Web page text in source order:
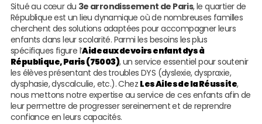
Situé au cœur du 3e arrondissement de Paris, le quartier de
République est un lieu dynamique où de nombreuses familles
cherchent des solutions adaptées pour accompagner leurs
enfants dans leur scolarité. Parmi les besoins les plus
spécifiques figure l’Aide aux devoirs enfant dys à
République, Paris (75003), un service essentiel pour soutenir
les élèves présentant des troubles DYS (dyslexie, dyspraxie,
dysphasie, dyscalculie, etc.). Chez Les Ailes de la Réussite,
nous mettons notre expertise au service de ces enfants afin de
leur permettre de progresser sereinement et de reprendre
confiance en leurs capacités.